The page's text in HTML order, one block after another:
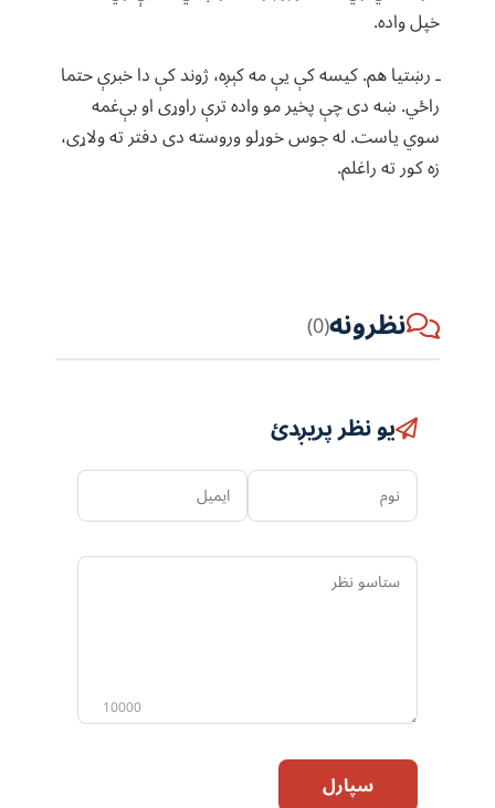
خپل واده.
ـ رښتیا هم. کیسه کې یې مه کېږه، ژوند کې دا خبرې حتما
راځي. ښه دی چې پخیر مو واده ترې راوړی او بې‌غمه
سوي یاست. له جوس خوړلو وروسته دی دفتر ته ولاړی،
زه کور ته راغلم.
نظرونه(0)
یو نظر پریږدئ
نوم ایمیل
ستاسو
10000
سپارل